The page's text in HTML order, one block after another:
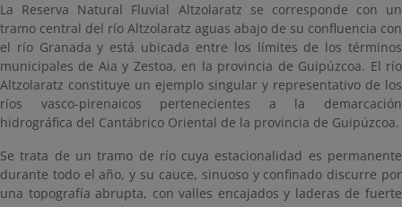
La Reserva Natural Fluvial Altzolaratz se corresponde con un
tramo central del río Altzolaratz aguas abajo de su confluencia con
el río Granada y está ubicada entre los límites de los términos
municipales de Aia y Zestoa, en la provincia de Guipúzcoa. El río
Altzolaratz constituye un ejemplo singular y representativo de los
ríos vasco-pirenaicos pertenecientes a la demarcación
hidrográfica del Cantábrico Oriental de la provincia de Guipúzcoa.
Se trata de un tramo de río cuya estacionalidad es permanente
durante todo el año, y su cauce, sinuoso y confinado discurre por
una topografía abrupta, con valles encajados y laderas de fuerte